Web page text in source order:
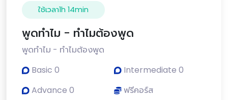
ใช้เวลา1h 14min
พูดทำไม - ทำไมต้องพูด
พูดทำไม - ทำไมต้องพูด
Basic 0
Intermediate 0
Advance 0
ฟรีคอร์ส